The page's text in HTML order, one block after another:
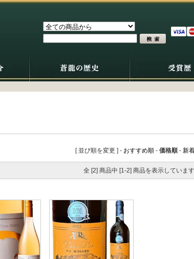
[ 並び順を変更 ] - おすすめ順 - 価格順 - 新
全 [2] 商品中 [1-2] 商品を表示しています